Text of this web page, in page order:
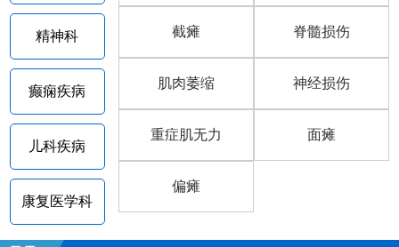
精神科
癫痫疾病
儿科疾病
康复医学科
截瘫 脊髓损伤
肌肉萎缩 神经损伤
重症肌无力 面瘫
偏瘫